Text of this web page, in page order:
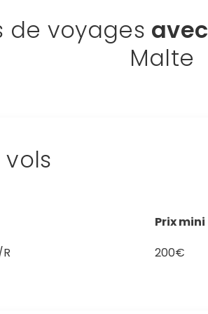
de voyages avec
Malte
Prix mini
200€